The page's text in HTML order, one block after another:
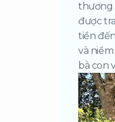
thương
được
tiền
và